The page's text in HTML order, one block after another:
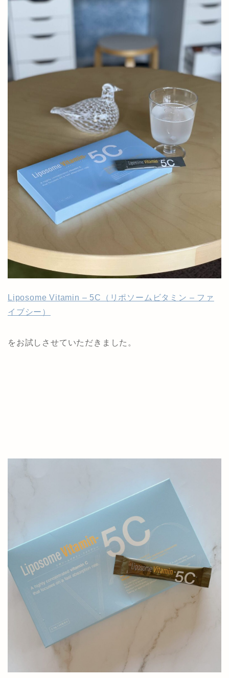
Liposome Vitamin – 5C（リポソームビタミン – ファ
イブシー）
をお試しさせていただきました。